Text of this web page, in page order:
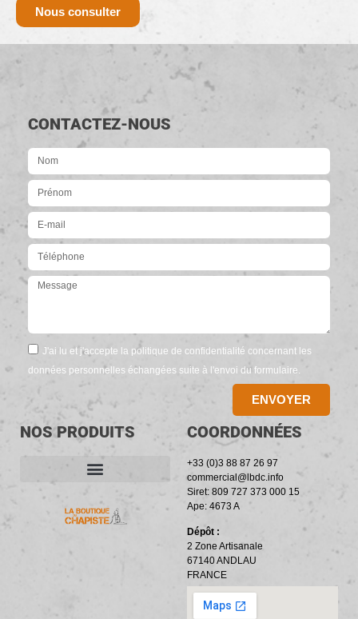
Nous consulter
CONTACTEZ-NOUS
J'ai lu et j'accepte la politique de confidentialité concernant les
données personnelles échangées suite à l'envoi du formulaire.
ENVOYER
NOS PRODUITS COORDONNÉES
+33 (0)3 88 87 26 97
commercial@lbdc.info
Siret: 809 727 373 000 15
Ape: 4673 A
Dépôt :
2 Zone Artisanale
67140 ANDLAU
FRANCE